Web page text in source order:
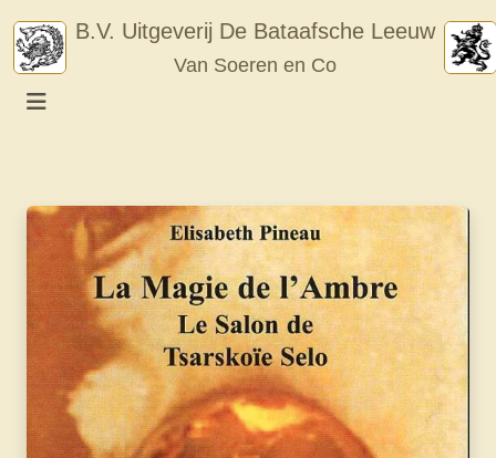
content
B.V. Uitgeverij De Bataafsche Leeuw
Van Soeren en Co